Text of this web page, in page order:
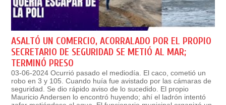
ASALTÓ UN COMERCIO, ACORRALADO POR EL PROPIO
SECRETARIO DE SEGURIDAD SE METIÓ AL MAR;
TERMINÓ PRESO
03-06-2024 Ocurrió pasado el mediodía. El caco, cometió un
robo en 3 y 105. Cuando huía fue avistado por las cámaras de
seguridad. Se dio rápido aviso de lo sucedido. El propio
Mauricio Andersen lo encontró huyendo; ahí el ladrón intentó